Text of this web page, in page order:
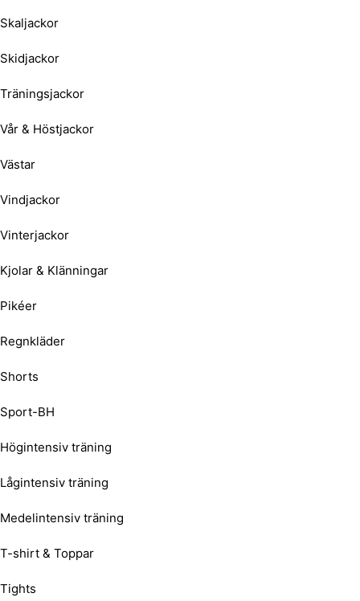
Skaljackor
Skidjackor
Träningsjackor
Vår & Höstjackor
Västar
Vindjackor
Vinterjackor
Kjolar & Klänningar
Pikéer
Regnkläder
Shorts
Sport-BH
Högintensiv träning
Lågintensiv träning
Medelintensiv träning
T-shirt & Toppar
Tights